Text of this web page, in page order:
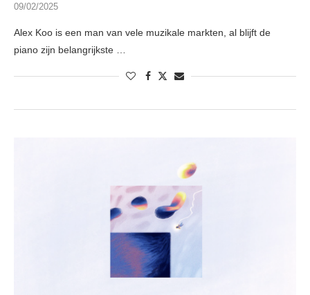
09/02/2025
Alex Koo is een man van vele muzikale markten, al blijft de
piano zijn belangrijkste …